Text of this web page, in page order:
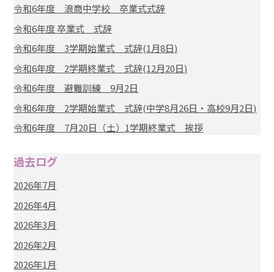
令和6年度 浪商中学校 卒業式式辞
令和6年度 卒業式 式辞
令和6年度 3学期始業式 式辞(1月8日)
令和6年度 2学期終業式 式辞(12月20日)
令和6年度 避難訓練 9月2日
令和6年度 2学期始業式 式辞(中学8月26日・高校9月2日)
令和6年度 7月20日（土）1学期終業式 挨拶
過去ログ
2026年7月
2026年4月
2026年3月
2026年2月
2026年1月